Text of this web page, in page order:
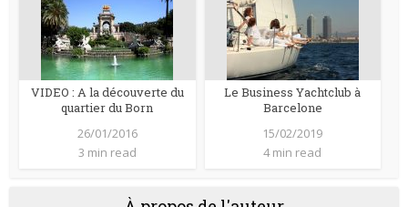
VIDEO : A la découverte du
quartier du Born
26/01/2016
3 min read
Le Business Yachtclub à
Barcelone
15/02/2019
4 min read